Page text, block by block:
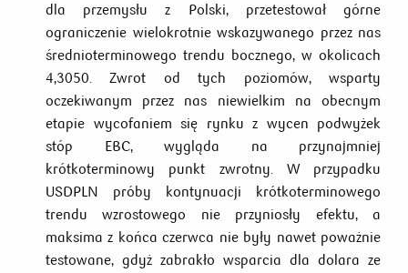
dla przemysłu z Polski, przetestował górne
ograniczenie wielokrotnie wskazywanego przez nas
średnioterminowego trendu bocznego, w okolicach
4,3050. Zwrot od tych poziomów, wsparty
oczekiwanym przez nas niewielkim na obecnym
etapie wycofaniem się rynku z wycen podwyżek
stóp EBC, wygląda na przynajmniej
krótkoterminowy punkt zwrotny. W przypadku
USDPLN próby kontynuacji krótkoterminowego
trendu wzrostowego nie przyniosły efektu, a
maksima z końca czerwca nie były nawet poważnie
testowane, gdyż zabrakło wsparcia dla dolara ze